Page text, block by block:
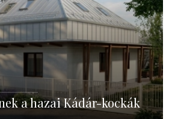
a hazai Kádár-kockák